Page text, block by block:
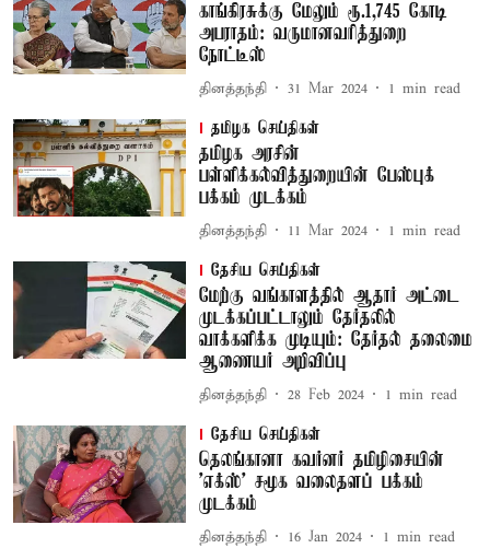
காங்கிரசுக்கு மேலும் ரூ.1,745 கோடி
அபராதம்: வருமானவரித்துறை
நோட்டீஸ்
தினத்தந்தி 31 Mar 2024 1 min read
தமிழக செய்திகள்
தமிழக அரசின்
பள்ளிக்கல்வித்துறையின் பேஸ்புக்
பக்கம் முடக்கம்
தினத்தந்தி 11 Mar 2024 1 min read
தேசிய செய்திகள்
மேற்கு வங்காளத்தில் ஆதார் அட்டை
முடக்கப்பட்டாலும் தேர்தலில்
வாக்களிக்க முடியும்: தேர்தல் தலைமை
ஆணையர் அறிவிப்பு
தினத்தந்தி 28 Feb 2024 1 min read
தேசிய செய்திகள்
தெலங்கானா கவர்னர் தமிழிசையின்
'எக்ஸ்' சமூக வலைதளப் பக்கம்
முடக்கம்
தினத்தந்தி 16 Jan 2024 1 min read